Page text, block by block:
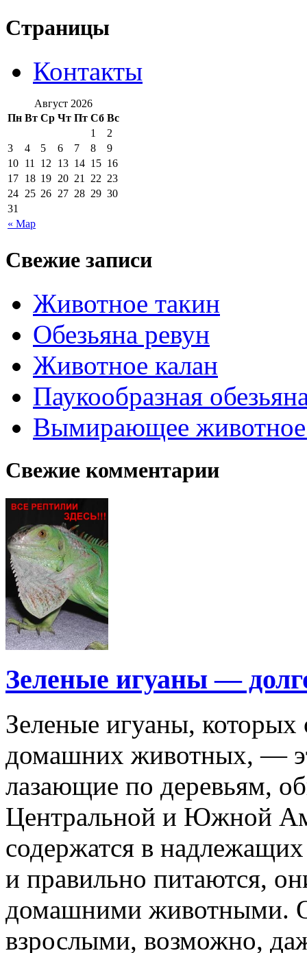
Страницы
Контакты
Август 2026
Пн Вт Ср Чт Пт Сб Вс
« Мар
1
2
3
4 5 6 7 8
9
10 11 12 13 14 15 16
17 18 19 20 21 22 23
24 25 26 27 28 29 30
31
Свежие записи
Животное такин
Обезьяна ревун
Животное калан
Паукообразная
Вымирающее
Свежие комментарии
Зеленые игуаны —
Зеленые игуаны, которых
домашних животных, —
лазающие по деревьям,
Центральной и Южной
содержатся в
и правильно питаются,
домашними животными.
взрослыми, возможно,